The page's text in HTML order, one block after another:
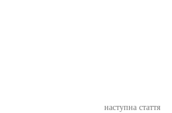
наступна стаття